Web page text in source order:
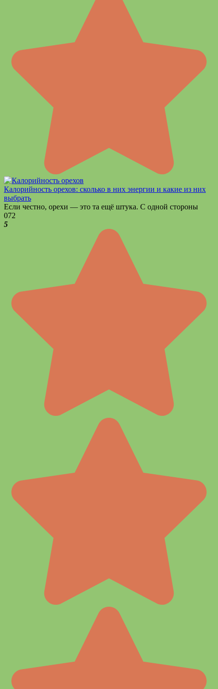
Калорийность орехов: сколько в них энергии и какие из них
выбрать
Если честно, орехи — это та ещё штука. С одной стороны
072
5